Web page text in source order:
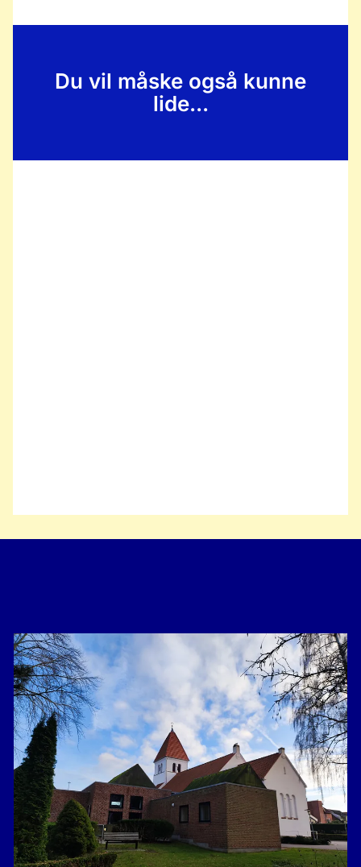
Du vil måske også kunne
lide...